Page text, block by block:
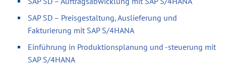
SAP SD – Preisgestaltung, Auslieferung und
Fakturierung mit SAP S/4HANA
Einführung in Produktionsplanung und -steuerung mit
SAP S/4HANA